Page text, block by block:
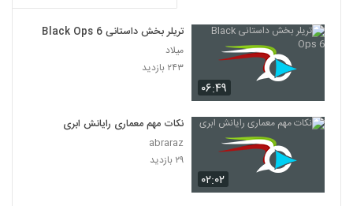
۰۶:۴۹
تریلر بخش داستانی Black Ops 6
میلاد
۲۴۳ بازدید
۰۲:۰۲
نکات مهم معماری رایانش ابری
abraraz
۲۹ بازدید